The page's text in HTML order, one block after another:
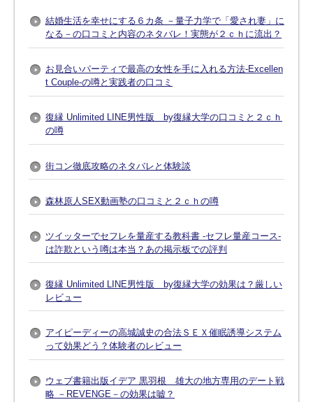
結婚生活を幸せにする６カ条 －量子力学で「愛され妻」に
なる－の口コミと内容のネタバレ！実態が２ｃｈに流出？
お見合いパーティで最高の女性を手に入れる方法-Excellen
t Couple-の噂と実践者の口コミ
復縁 Unlimited LINE男性版 by復縁大学の口コミと２ｃｈ
の噂
街コン徹底攻略のネタバレと体験談
森林原人SEX動画塾の口コミと２ｃｈの噂
ツイッターでセフレを量産する教科書 -セフレ量産コース-
は詐欺という噂は本当？あの掲示板での評判
復縁 Unlimited LINE男性版 by復縁大学の効果は？厳しい
レビュー
アイピーディーの高城誠史の合法ＳＥＸ催眠誘導システム
って効果どう？体験者のレビュー
ウェブ書籍出版イデア 黒羽根 雄大の地方専用のデート戦
略 －REVENGE－の効果は嘘？